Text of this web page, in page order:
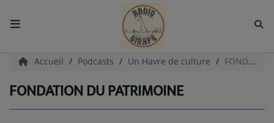
ACCUEIL
Radio
Accueil Podcasts Un Havre de culture FONDATION DU PATRIMOINE
FONDATION DU PATRIMOINE